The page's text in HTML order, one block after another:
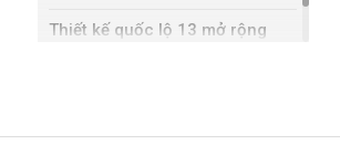
Thiết kế quốc lộ 13 mở rộng